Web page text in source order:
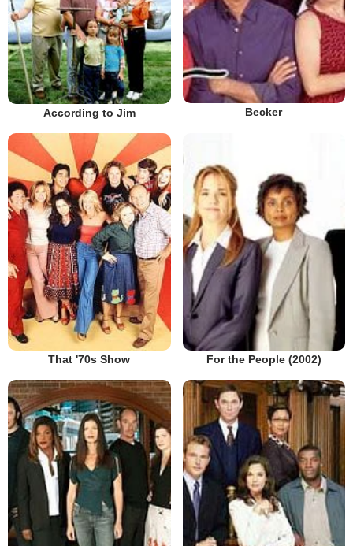
According to Jim Becker
That '70s Show For the People (2002)